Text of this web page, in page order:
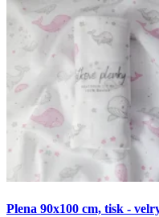
Plena 90x100 cm, tisk -